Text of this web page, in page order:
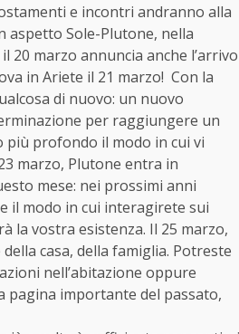
e incontri andranno alla
aspetto Sole-Plutone, nella
marzo annuncia anche l’arrivo
in Ariete il 21 marzo! Con la
di nuovo: un nuovo
per raggiungere un
profondo il modo in cui vi
marzo, Plutone entra in
mese: nei prossimi anni
il modo in cui interagirete sui
la vostra esistenza. Il 25 marzo,
casa, della famiglia. Potreste
nell’abitazione oppure
pagina importante del passato,